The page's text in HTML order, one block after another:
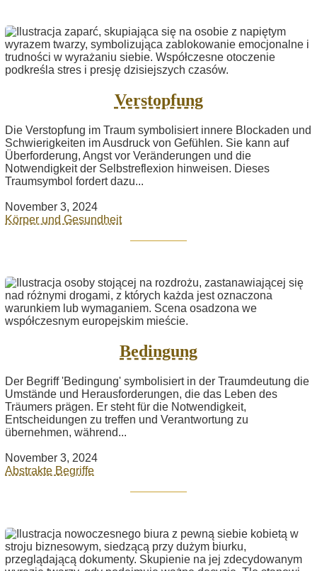
Verstopfung
Die Verstopfung im Traum symbolisiert innere Blockaden und
Schwierigkeiten im Ausdruck von Gefühlen. Sie kann auf
Überforderung, Angst vor Veränderungen und die
Notwendigkeit der Selbstreflexion hinweisen. Dieses
Traumsymbol fordert dazu...
November 3, 2024
Körper und Gesundheit
Bedingung
Der Begriff 'Bedingung' symbolisiert in der Traumdeutung die
Umstände und Herausforderungen, die das Leben des
Träumers prägen. Er steht für die Notwendigkeit,
Entscheidungen zu treffen und Verantwortung zu
übernehmen, während...
November 3, 2024
Abstrakte Begriffe